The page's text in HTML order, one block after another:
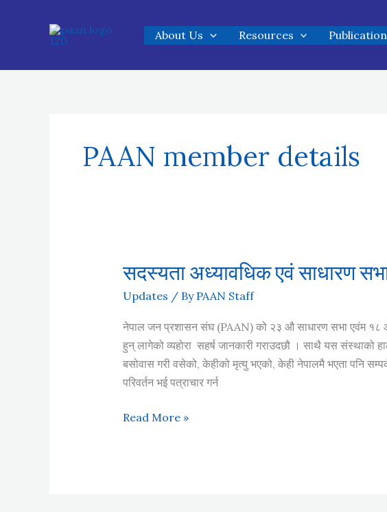
About Us Resources
PAAN member details
सदस्यता अध्यावधिक एवं साधारण
Updates / By PAAN Staff
नेपाल जन प्रशासन संघ (PAAN) को २३ औ साधारण सभा एवंम १८
हुन् लागेको व्यहोरा सहर्ष जानकारी गराउदछौ । साथै यस संस्थाको
बसोवास गरी वसेको, केहीको मृत्यु भएको, केही नेपालमै भएता पनि
परिवर्तन भई पत्राचार गर्न
सदस्यता
Read More »